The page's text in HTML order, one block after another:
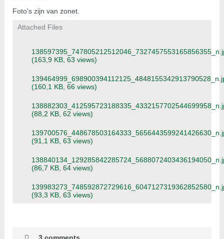
Foto's zijn van zonet.
Attached Files
(163,9 KB, 63 views)
(160,1 KB, 66 views)
(88,2 KB, 62 views)
(91,1 KB, 63 views)
(86,7 KB, 64 views)
(93,3 KB, 63 views)